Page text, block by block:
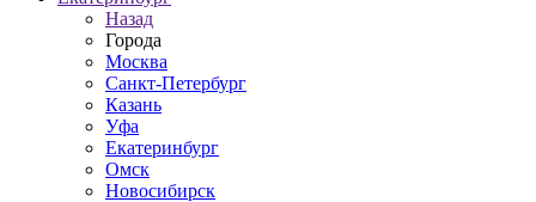
Назад
Города
Москва
Санкт-Петербург
Казань
Уфа
Екатеринбург
Омск
Новосибирск